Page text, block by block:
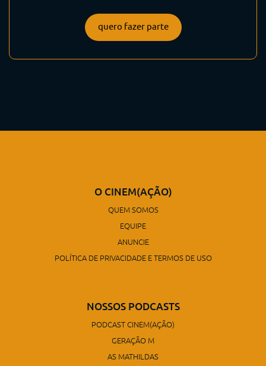
quero fazer parte
O CINEM(AÇÃO)
QUEM SOMOS
EQUIPE
ANUNCIE
POLÍTICA DE PRIVACIDADE E TERMOS DE USO
NOSSOS PODCASTS
PODCAST CINEM(AÇÃO)
GERAÇÃO M
AS MATHILDAS